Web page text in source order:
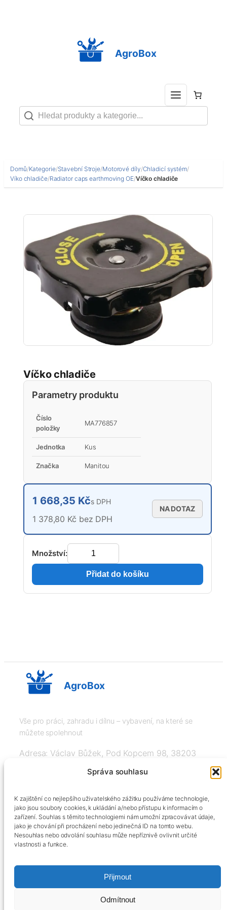
Správa souhlasu
K zajištění co nejlepšího uživatelského zážitku používáme technologie,
jako jsou soubory cookies, k ukládání a/nebo přístupu k informacím o
zařízení. Souhlas s těmito technologiemi nám umožní zpracovávat údaje,
jako je chování při procházení nebo jedinečná ID na tomto webu.
Nesouhlas nebo odvolání souhlasu může nepříznivě ovlivnit určité
vlastnosti a funkce.
Přijmout
Odmítnout
AgroBox
Domů/Kategorie/Stavební Stroje/Motorové díly/Chladicí systém/
Víko chladiče/Radiator caps earthmoving OE/Víčko chladiče
Víčko chladiče
Parametry produktu
Číslo
položky
MA776857
Jednotka Kus
Značka Manitou
1 668,35 Kčs DPH
1 378,80 Kč bez DPH
NA DOTAZ
Množství:
Přidat do košíku
AgroBox
Vše pro práci, zahradu i dílnu – vybavení, na které se
můžete spolehnout
Adresa: Václav Bůžek, Pod Kopcem 98, 38203
+420606334248, info@agrobox.cz
Obchodní podmínky
Podmínky ochrany osobních údajů